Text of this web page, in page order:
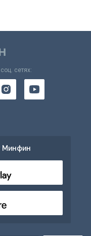
сетях:
Минфин